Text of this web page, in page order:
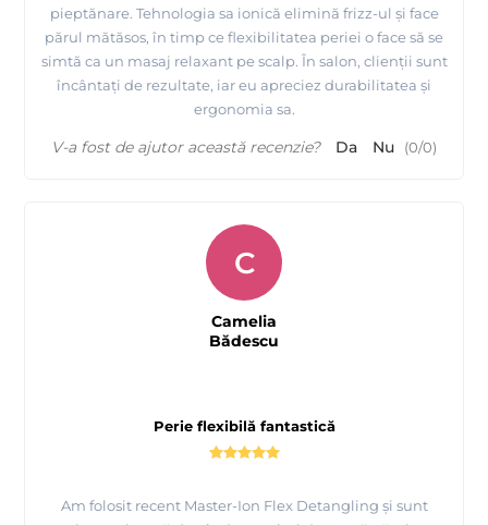
pieptănare. Tehnologia sa ionică elimină frizz-ul și face
părul mătăsos, în timp ce flexibilitatea periei o face să se
simtă ca un masaj relaxant pe scalp. În salon, clienții sunt
încântați de rezultate, iar eu apreciez durabilitatea și
ergonomia sa.
V-a fost de ajutor această recenzie? Da Nu (0/0)
Perie flexibilă fantastică
Am folosit recent Master-Ion Flex Detangling și sunt
C
Camelia
Bădescu